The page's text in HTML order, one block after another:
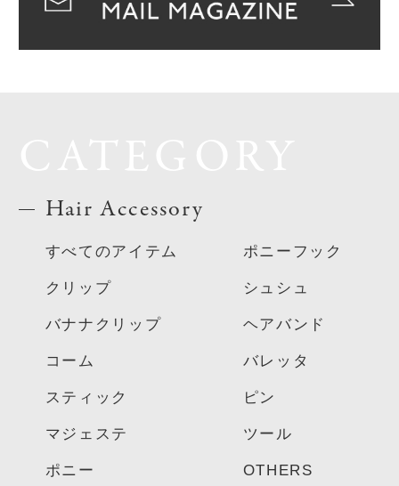
Hair Accessory
すべてのアイテム
クリップ
バナナクリップ
コーム
スティック
マジェステ
ポニー
ポニーフック
シュシュ
ヘアバンド
バレッタ
ピン
ツール
OTHERS